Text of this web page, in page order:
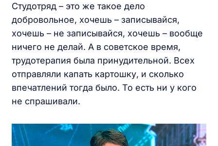
Студотряд – это же такое дело
добровольное, хочешь – записывайся,
хочешь – не записывайся, хочешь – вообще
ничего не делай. А в советское время,
трудотерапия была принудительной. Всех
отправляли капать картошку, и сколько
впечатлений тогда было. То есть ни у кого
не спрашивали.